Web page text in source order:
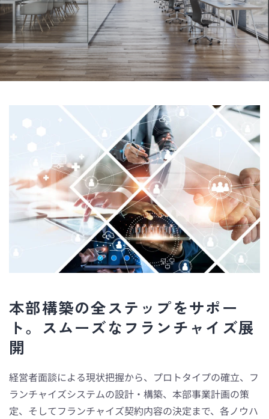
本部構築の全ステップをサポー
ト。スムーズなフランチャイズ展
開
経営者面談による現状把握から、プロトタイプの確立、フ
ランチャイズシステムの設計・構築、本部事業計画の策
定、そしてフランチャイズ契約内容の決定まで、各ノウハ